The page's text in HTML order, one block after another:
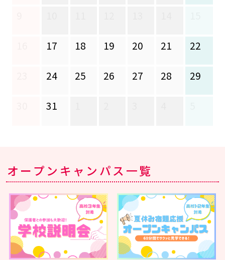
17 18 19 20 21 22
24 25 26 27 28 29
31
オープンキャンパス一覧